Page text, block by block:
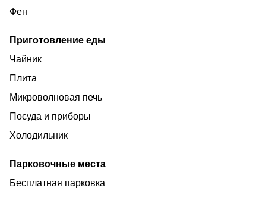
Фен
Приготовление еды
Чайник
Плита
Микроволновая печь
Посуда и приборы
Холодильник
Парковочные места
Бесплатная парковка